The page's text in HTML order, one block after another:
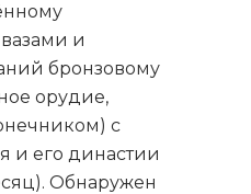
и
бронзовому
орудие,
с
и его династии
Обнаружен